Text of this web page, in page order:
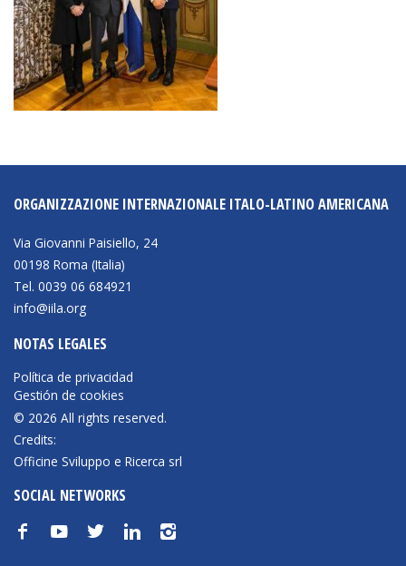
Becas
Alta Formación
Para las empresas
Registro de proveedores
NEWSLETTER
ORGANIZZAZIONE INTERNAZIONALE ITALO-LATINO AMERICANA
Via Giovanni Paisiello, 24
00198 Roma (Italia)
Tel. 0039 06 684921
info@iila.org
NOTAS LEGALES
Política de privacidad
Gestión de cookies
© 2026 All rights reserved.
Credits:
Officine Sviluppo e Ricerca srl
SOCIAL NETWORKS
f y t n i